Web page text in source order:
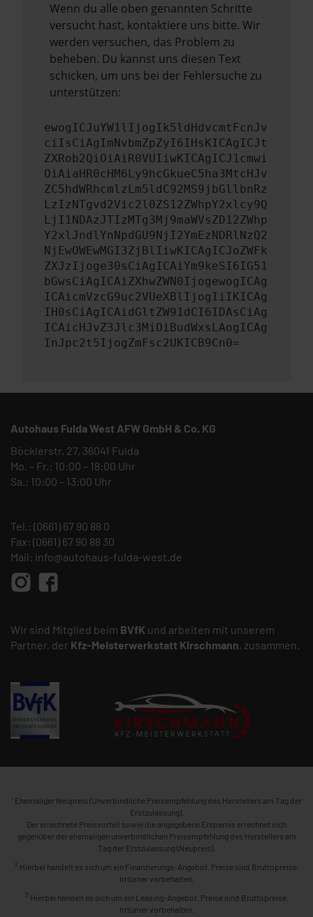
Wenn du alle oben genannten Schritte
versucht hast, kontaktiere uns bitte. Wir
werden versuchen, das Problem zu
beheben. Du kannst uns diesen Text
schicken, um uns bei der Fehlersuche zu
unterstützen:
ewogICJuYW1lIjogIk5ldHdvcmtFcnJv
ciIsCiAgImNvbmZpZyI6IHsKICAgICJt
ZXRob2QiOiAiR0VUIiwKICAgICJ1cmwi
OiAiaHR0cHM6Ly9hcGkueC5ha3MtcHJv
ZC5hdWRhcmlzLm5ldC92MS9jbGllbnRz
LzIzNTgvd2Vic2l0ZS12ZWhpY2xlcy9Q
LjI1NDAzJTIzMTg3Mj9maWVsZD12ZWhp
Y2xlJndlYnNpdGU9NjI2YmEzNDRlNzQ2
NjEwOWEwMGI3ZjBlIiwKICAgICJoZWFk
ZXJzIjoge30sCiAgICAiYm9keSI6IG51
bGwsCiAgICAiZXhwZWN0IjogewogICAg
ICAicmVzcG9uc2VUeXBlIjogIiIKICAg
IH0sCiAgICAidGltZW91dCI6IDAsCiAg
ICAicHJvZ3Jlc3MiOiBudWxsLAogICAg
InJpc2t5IjogZmFsc2UKICB9Cn0=
Autohaus Fulda West AFW GmbH & Co. KG
Böcklerstr. 27, 36041 Fulda
Mo. – Fr.: 10:00 – 18:00 Uhr
Sa.: 10:00 – 13:00 Uhr
Tel.: (0661) 67 90 88 0
Fax: (0661) 67 90 88 30
Mail: info@autohaus-fulda-west.de
Wir sind Mitglied beim BVfK und arbeiten mit unserem
Partner, der Kfz-Meisterwerkstatt Kirschmann, zusammen.
1 Ehemaliger Neupreis (Unverbindliche Preisempfehlung des Herstellers am Tag der
Erstzulassung).
Der errechnete Preisvorteil sowie die angegebene Ersparnis errechnet sich
gegenüber der ehemaligen unverbindlichen Preisempfehlung des Herstellers am
Tag der Erstzulassung (Neupreis).
2 Hierbei handelt es sich um ein Finanzierungs-Angebot. Preise sind Bruttopreise.
Irrtümer vorbehalten.
3 Hierbei handelt es sich um ein Leasing-Angebot. Preise sind Bruttopreise.
Irrtümer vorbehalten.